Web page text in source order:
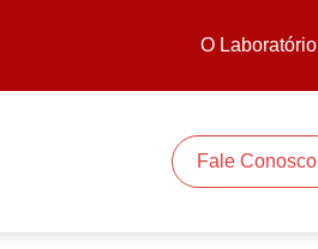
O Laboratório
Fale Conosco